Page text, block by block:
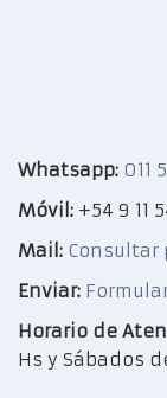
Whatsapp: 011
Móvil: +54 9 11
Mail: Consultar
Enviar:
Horario de
Hs y Sábados